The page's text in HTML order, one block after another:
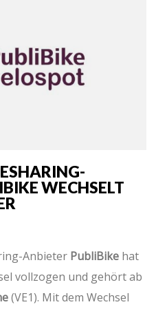
WECHSELT
Anbieter PubliBike hat
vollzogen und gehört ab
(VE1). Mit dem Wechsel